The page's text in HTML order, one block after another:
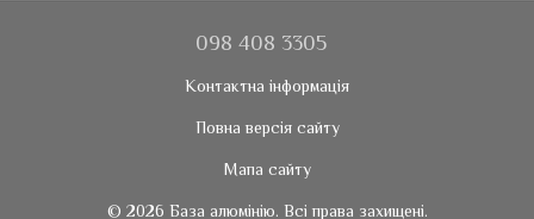
098 408 3305
Контактна інформація
Повна версія сайту
Мапа сайту
© 2026 База алюмінію. Всі права захищені.